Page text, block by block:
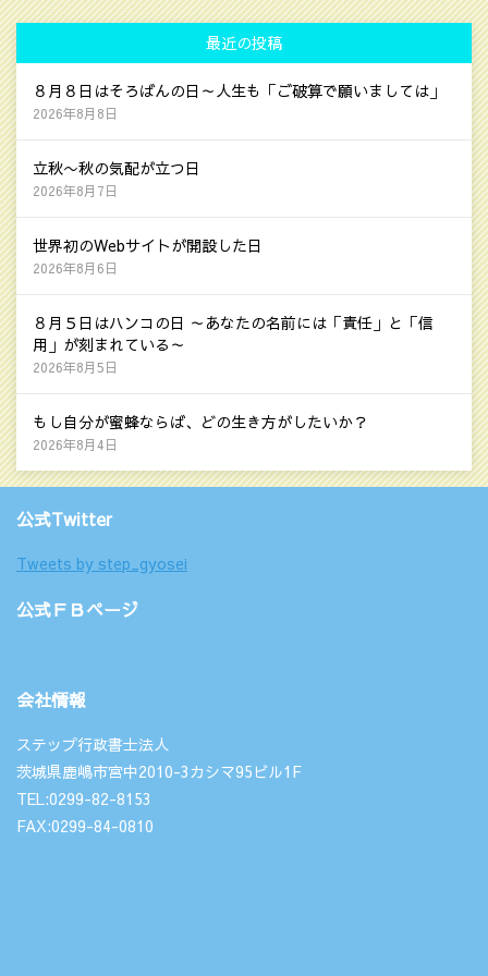
最近の投稿
８月８日はそろばんの日～人生も「ご破算で願いましては」
2026年8月8日
立秋〜秋の気配が立つ日
2026年8月7日
世界初のWebサイトが開設した日
2026年8月6日
８月５日はハンコの日 ～あなたの名前には「責任」と「信
用」が刻まれている～
2026年8月5日
もし自分が蜜蜂ならば、どの生き方がしたいか？
2026年8月4日
公式Twitter
Tweets by step_gyosei
公式ＦＢページ
会社情報
ステップ行政書士法人
茨城県鹿嶋市宮中2010-3カシマ95ビル1F
TEL:0299-82-8153
FAX:0299-84-0810